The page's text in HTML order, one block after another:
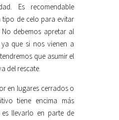
Es recomendable
de celo para evitar
debemos apretar al
que si nos vienen a
que asumir el
del rescate.
en lugares cerrados o
tiene encima más
llevarlo en parte de